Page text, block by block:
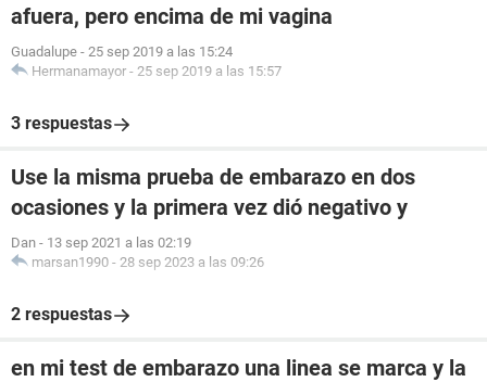
afuera, pero encima de mi vagina
Guadalupe - 25 sep 2019 a las 15:24
Hermanamayor - 25 sep 2019 a las 15:57
3 respuestas
Use la misma prueba de embarazo en dos
ocasiones y la primera vez dió negativo y
Dan - 13 sep 2021 a las 02:19
marsan1990 - 28 sep 2023 a las 09:26
2 respuestas
en mi test de embarazo una linea se marca y la